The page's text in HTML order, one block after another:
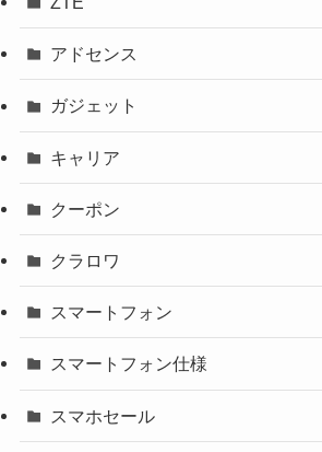
アドセンス
ガジェット
キャリア
クーポン
クラロワ
スマートフォン
スマートフォン仕様
スマホセール